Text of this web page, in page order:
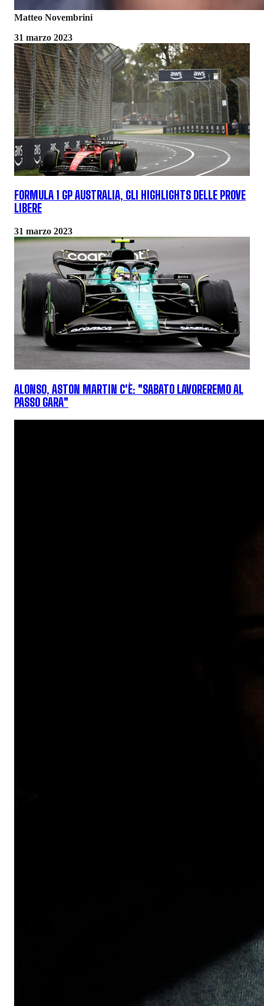
Matteo Novembrini
31 marzo 2023
FORMULA 1 GP AUSTRALIA, GLI HIGHLIGHTS DELLE PROVE
LIBERE
31 marzo 2023
ALONSO, ASTON MARTIN C'È: "SABATO LAVOREREMO AL
PASSO GARA"